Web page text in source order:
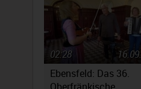
Ebensfeld: Das 36.
02:28